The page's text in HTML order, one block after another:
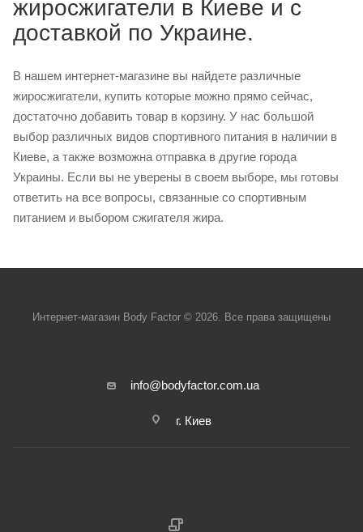
жиросжигатели в Киеве и с
доставкой по Украине.
В нашем интернет-магазине вы найдете различные
жиросжигатели, купить которые можно прямо сейчас,
достаточно добавить товар в корзину. У нас большой
выбор различных видов спортивного питания в наличии в
Киеве, а также возможна отправка в другие города
Украины. Если вы не уверены в своем выборе, мы готовы
ответить на все вопросы, связанные со спортивным
питанием и выбором сжигателя жира.
Интернет-магазин Body Factor © 2026. Все права защищены
info@bodyfactor.com.ua
г. Киев